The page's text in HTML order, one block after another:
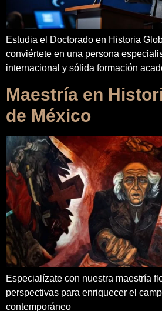
Estudia el Doctorado en Historia
conviértete en una persona
internacional y sólida formación
Maestría en
de México
Especialízate con nuestra maestría
perspectivas para enriquecer el
contemporáneo